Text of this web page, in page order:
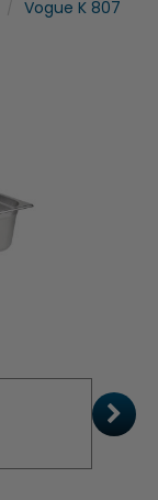
Vogue K 807